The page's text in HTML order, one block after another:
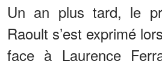
Un an plus tard, le
Raoult s’est exprimé
face à Laurence